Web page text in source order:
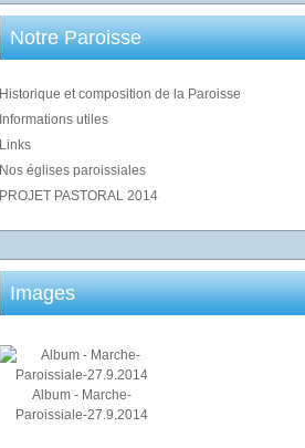
Notre Paroisse
Historique et composition de la Paroisse
Informations utiles
Links
Nos églises paroissiales
PROJET PASTORAL 2014
Images
Album - Marche-
Paroissiale-27.9.2014